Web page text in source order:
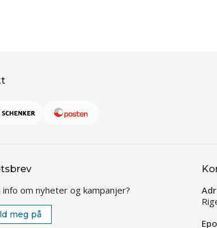
om nyheter og kampanjer?
meg på